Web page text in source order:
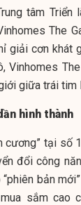
tâm Triển
The
giải cơn
giữa trái tim
hình thành
cương” tại số
đổi công
bản
sắm cao